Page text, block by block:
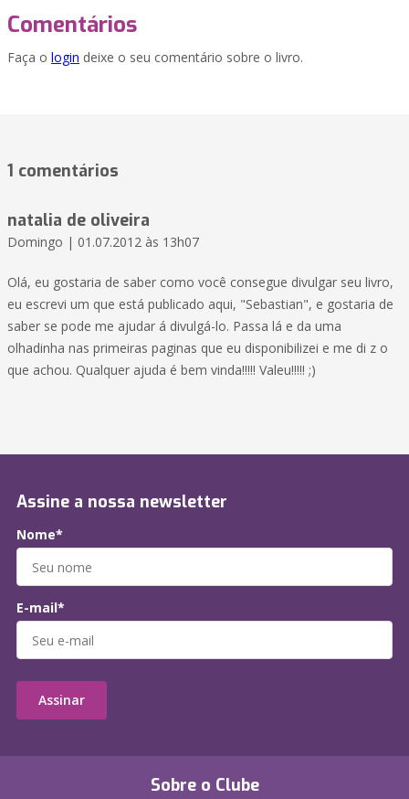
Comentários
Faça o login deixe o seu comentário sobre o livro.
1 comentários
natalia de oliveira
Domingo | 01.07.2012 às 13h07
Olá, eu gostaria de saber como você consegue divulgar seu livro,
eu escrevi um que está publicado aqui, "Sebastian", e gostaria de
saber se pode me ajudar á divulgá-lo. Passa lá e da uma
olhadinha nas primeiras paginas que eu disponibilizei e me di z o
que achou. Qualquer ajuda é bem vinda!!!!! Valeu!!!!! ;)
Sobre o Clube
Assine a nossa newsletter
Nome*
E-mail*
Assinar